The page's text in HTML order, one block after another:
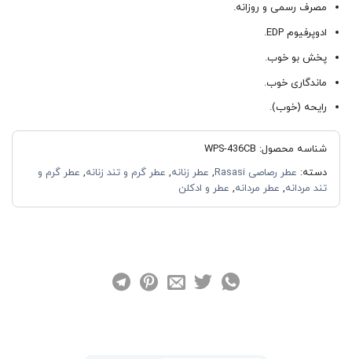
مصرف رسمی و روزانه.
ادوپرفیوم EDP.
پخش بو خوب.
ماندگاری خوب.
رایحه (خوب).
شناسه محصول: WPS-436CB
دسته: عطر رصاصی Rasasi , عطر زنانه, عطر گرم و تند زنانه, عطر گرم و
تند مردانه, عطر مردانه, عطر و ادکلن